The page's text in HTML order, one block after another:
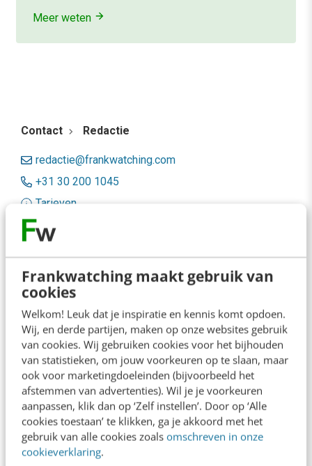
Frankwatching maakt gebruik van
cookies
Welkom! Leuk dat je inspiratie en kennis komt opdoen.
Wij, en derde partijen, maken op onze websites gebruik
van cookies. Wij gebruiken cookies voor het bijhouden
van statistieken, om jouw voorkeuren op te slaan, maar
ook voor marketingdoeleinden (bijvoorbeeld het
afstemmen van advertenties). Wil je je voorkeuren
aanpassen, klik dan op ‘Zelf instellen’. Door op ‘Alle
cookies toestaan’ te klikken, ga je akkoord met het
gebruik van alle cookies zoals omschreven in onze
cookieverklaring.
Meer weten
Contact Redactie
redactie@frankwatching.com
+31 30 200 1045
Tarieven
Meer contactopties
Frankwatching
Adverteren
Contact
Nieuwsbrieven
Over ons
Ons team
Werken bij
Whitepapers